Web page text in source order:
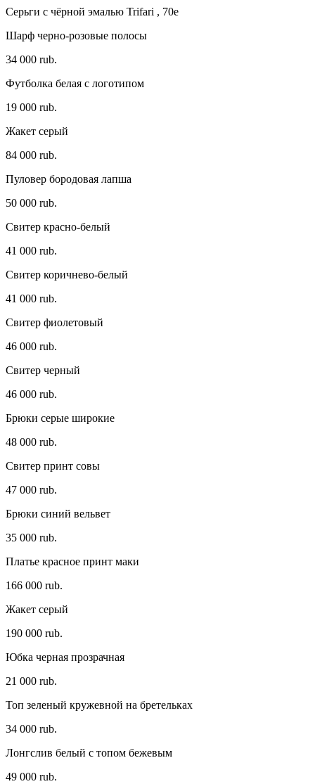
Серьги с чёрной эмалью Trifari , 70e
Шарф черно-розовые полосы
34 000 rub.
Футболка белая с логотипом
19 000 rub.
Жакет серый
84 000 rub.
Пуловер бородовая лапша
50 000 rub.
Свитер красно-белый
41 000 rub.
Свитер коричнево-белый
41 000 rub.
Свитер фиолетовый
46 000 rub.
Свитер черный
46 000 rub.
Брюки серые широкие
48 000 rub.
Свитер принт совы
47 000 rub.
Брюки синий вельвет
35 000 rub.
Платье красное принт маки
166 000 rub.
Жакет серый
190 000 rub.
Юбка черная прозрачная
21 000 rub.
Топ зеленый кружевной на бретельках
34 000 rub.
Лонгслив белый с топом бежевым
49 000 rub.